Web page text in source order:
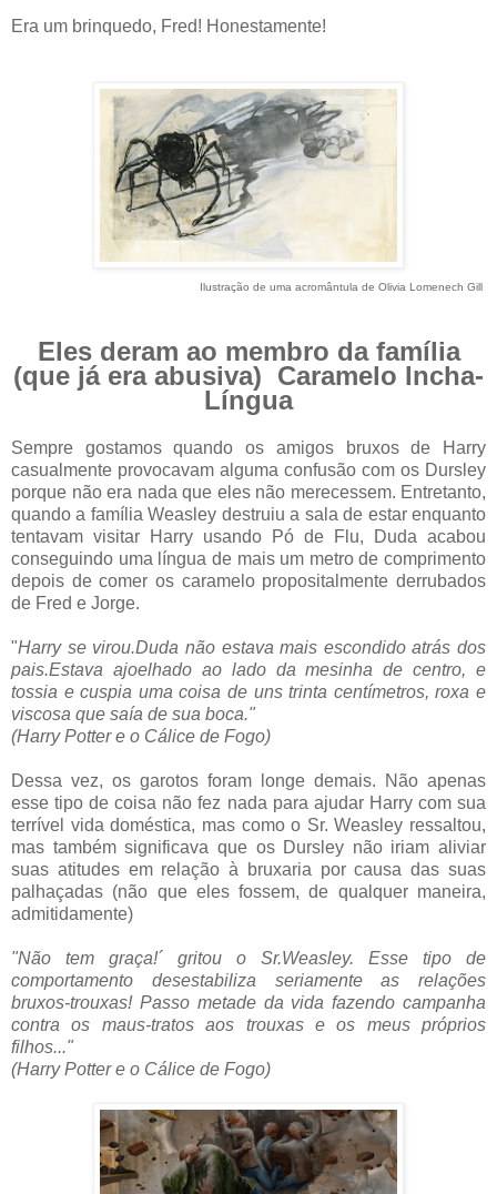
Era um brinquedo, Fred! Honestamente!
Ilustração de uma acromântula de Olivia Lomenech Gill
Eles deram ao membro da família
(que já era abusiva) Caramelo Incha-
Língua
Sempre gostamos quando os amigos bruxos de Harry
casualmente provocavam alguma confusão com os Dursley
porque não era nada que eles não merecessem. Entretanto,
quando a família Weasley destruiu a sala de estar enquanto
tentavam visitar Harry usando Pó de Flu, Duda acabou
conseguindo uma língua de mais um metro de comprimento
depois de comer os caramelo propositalmente derrubados
de Fred e Jorge.
"Harry se virou.Duda não estava mais escondido atrás dos
pais.Estava ajoelhado ao lado da mesinha de centro, e
tossia e cuspia uma coisa de uns trinta centímetros, roxa e
viscosa que saía de sua boca."
(Harry Potter e o Cálice de Fogo)
Dessa vez, os garotos foram longe demais. Não apenas
esse tipo de coisa não fez nada para ajudar Harry com sua
terrível vida doméstica, mas como o Sr. Weasley ressaltou,
mas também significava que os Dursley não iriam aliviar
suas atitudes em relação à bruxaria por causa das suas
palhaçadas (não que eles fossem, de qualquer maneira,
admitidamente)
"Não tem graça!´ gritou o Sr.Weasley. Esse tipo de
comportamento desestabiliza seriamente as relações
bruxos-trouxas! Passo metade da vida fazendo campanha
contra os maus-tratos aos trouxas e os meus próprios
filhos..."
(Harry Potter e o Cálice de Fogo)